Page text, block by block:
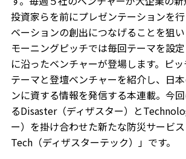
投資家らを前にプレゼンテーションを
ベーションの創出につなげることを狙い
モーニングピッチでは毎回テーマを設
に沿ったベンチャーが登場します。ピ
テーマと登壇ベンチャーを紹介し、日
ンに資する情報を発信する本連載。今
るDisaster（ディザスター）と
ー）を掛け合わせた新たな防災サービ
Tech（ディザスターテック）」です。